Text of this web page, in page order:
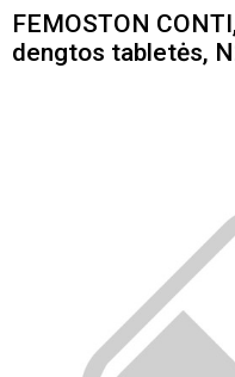
FEMOSTON
dengtos tabletės,